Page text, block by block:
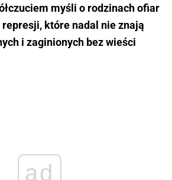
myśli o rodzinach ofiar
które nadal nie znają
i zaginionych bez wieści
ad